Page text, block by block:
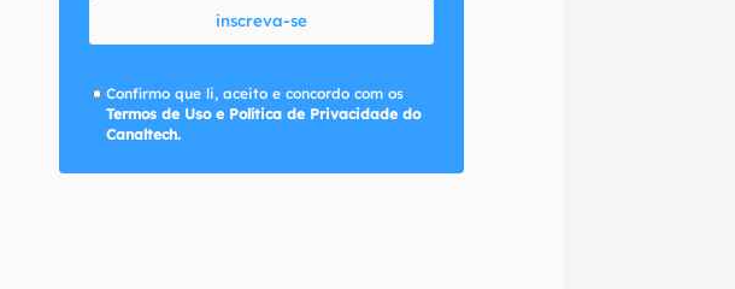
inscreva-se
Confirmo que li, aceito e concordo com os
Termos de Uso e Política de Privacidade do
Canaltech.